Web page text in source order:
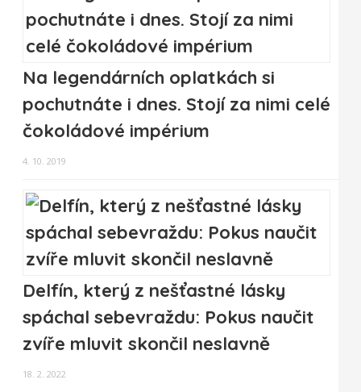
Na legendárních oplatkách si
pochutnáte i dnes. Stojí za nimi celé
čokoládové impérium
4. 10. 2019
Delfín, který z nešťastné lásky
spáchal sebevraždu: Pokus naučit
zvíře mluvit skončil neslavně
18. 2. 2022